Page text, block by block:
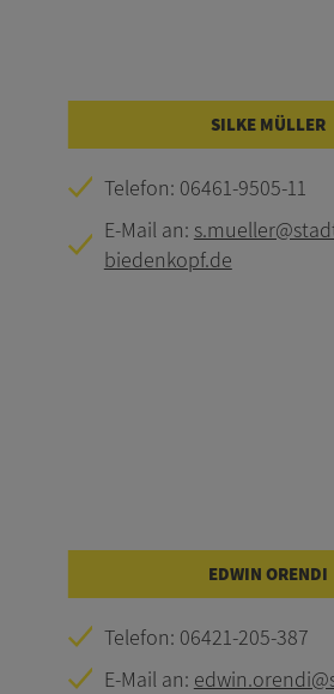
SILKE MÜLLER
Telefon: 06461-9505-11
E-Mail an:
biedenkopf.de
EDWIN ORENDI
Telefon: 06421-205-387
E-Mail an: